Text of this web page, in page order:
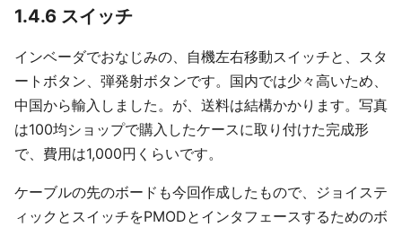
1.4.6 スイッチ
インベーダでおなじみの、自機左右移動スイッチと、スタ
ートボタン、弾発射ボタンです。国内では少々高いため、
中国から輸入しました。が、送料は結構かかります。写真
は100均ショップで購入したケースに取り付けた完成形
で、費用は1,000円くらいです。
ケーブルの先のボードも今回作成したもので、ジョイステ
ィックとスイッチをPMODとインタフェースするためのボ